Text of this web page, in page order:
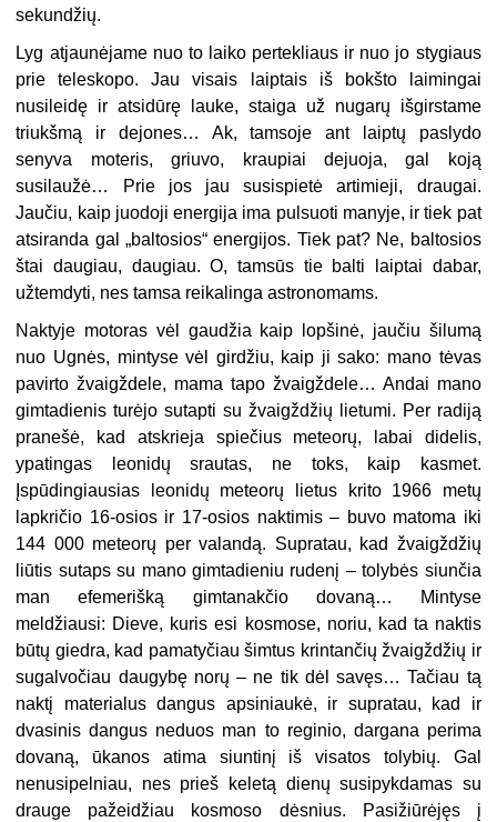
sekundžių.
Lyg atjaunėjame nuo to laiko pertekliaus ir nuo jo stygiaus
prie teleskopo. Jau visais laiptais iš bokšto laimingai
nusileidę ir atsidūrę lauke, staiga už nugarų išgirstame
triukšmą ir dejones… Ak, tamsoje ant laiptų paslydo
senyva moteris, griuvo, kraupiai dejuoja, gal koją
susilaužė… Prie jos jau susispietė artimieji, draugai.
Jaučiu, kaip juodoji energija ima pulsuoti manyje, ir tiek pat
atsiranda gal „baltosios“ energijos. Tiek pat? Ne, baltosios
štai daugiau, daugiau. O, tamsūs tie balti laiptai dabar,
užtemdyti, nes tamsa reikalinga astronomams.
Naktyje motoras vėl gaudžia kaip lopšinė, jaučiu šilumą
nuo Ugnės, mintyse vėl girdžiu, kaip ji sako: mano tėvas
pavirto žvaigždele, mama tapo žvaigždele… Andai mano
gimtadienis turėjo sutapti su žvaigždžių lietumi. Per radiją
pranešė, kad atskrieja spiečius meteorų, labai didelis,
ypatingas leonidų srautas, ne toks, kaip kasmet.
Įspūdingiausias leonidų meteorų lietus krito 1966 metų
lapkričio 16-osios ir 17-osios naktimis – buvo matoma iki
144 000 meteorų per valandą. Supratau, kad žvaigždžių
liūtis sutaps su mano gimtadieniu rudenį – tolybės siunčia
man efemerišką gimtanakčio dovaną… Mintyse
meldžiausi: Dieve, kuris esi kosmose, noriu, kad ta naktis
būtų giedra, kad pamatyčiau šimtus krintančių žvaigždžių ir
sugalvočiau daugybę norų – ne tik dėl savęs… Tačiau tą
naktį materialus dangus apsiniaukė, ir supratau, kad ir
dvasinis dangus neduos man to reginio, dargana perima
dovaną, ūkanos atima siuntinį iš visatos tolybių. Gal
nenusipelniau, nes prieš keletą dienų susipykdamas su
drauge pažeidžiau kosmoso dėsnius. Pasižiūrėjęs į